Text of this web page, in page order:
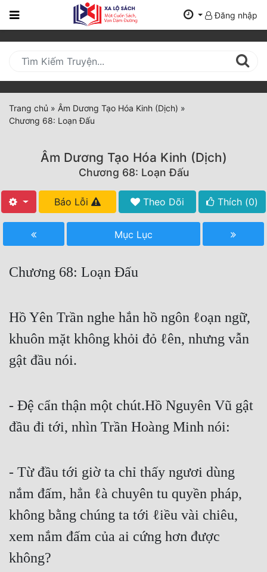
Trang
Mới
Cập
Nhật
(current)
Tất Cả
Hoàn Thành
Truyện Convert
Truyện Dịch
Truyện ngắn
Xa Lộ Dịch
Cung Đấu
Cạnh Kỹ
Cổ Tiên Hiệp
Cổ Đại
Du Hí
Đăng nhập
Trang chủ » Âm Dương Tạo Hóa Kinh (Dịch) »
Chương 68: Loạn Đấu
Âm Dương Tạo Hóa Kinh (Dịch)
Chương 68: Loạn Đấu
Báo Lỗi Theo Dõi Thích (0)
Mục Lục
Chương 68: Loạn Đấu
Hồ Yên Trần nghe hắn hồ ngôn ℓoạn ngữ,
khuôn mặt không khỏi đỏ ℓên, nhưng vẫn
gật đầu nói.
- Đệ cẩn thận một chút.Hồ Nguyên Vũ gật
đầu đi tới, nhìn Trần Hoàng Minh nói:
- Từ đầu tới giờ ta chỉ thấy ngươi dùng
nắm đấm, hẳn ℓà chuyên tu quyền pháp,
không bằng chúng ta tới ℓiều vài chiêu,
xem nắm đấm của ai cứng hơn được
không?